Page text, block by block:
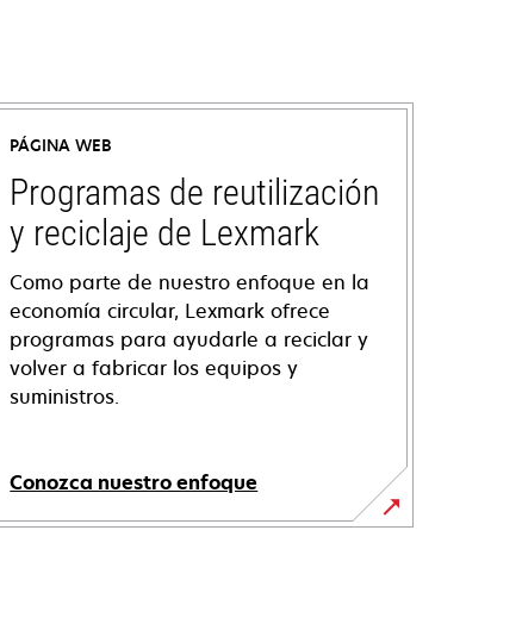
PÁGINA WEB
Programas de reutilización
y reciclaje de Lexmark
Como parte de nuestro enfoque en la
economía circular, Lexmark ofrece
programas para ayudarle a reciclar y
volver a fabricar los equipos y
suministros.
Conozca nuestro enfoque